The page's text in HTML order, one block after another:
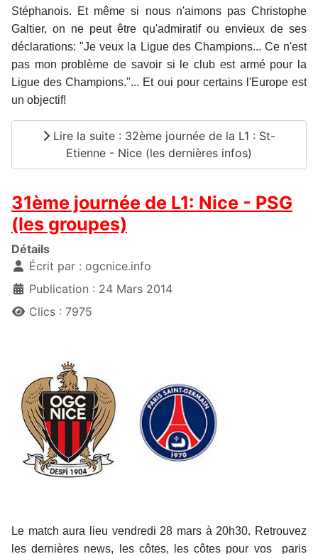
Stéphanois. Et même si nous n'aimons pas Christophe
Galtier, on ne peut être qu'admiratif ou envieux de ses
déclarations: "Je veux la Ligue des Champions... Ce n'est
pas mon problème de savoir si le club est armé pour la
Ligue des Champions."... Et oui pour certains l'Europe est
un objectif!
Lire la suite : 32ème journée de la L1 : St-
Etienne - Nice (les dernières infos)
31ème journée de L1: Nice - PSG
(les groupes)
Détails
Écrit par : ogcnice.info
Publication : 24 Mars 2014
Clics : 7975
Le match aura lieu vendredi 28 mars à 20h30. Retrouvez
les dernières news, les côtes, les côtes pour vos paris